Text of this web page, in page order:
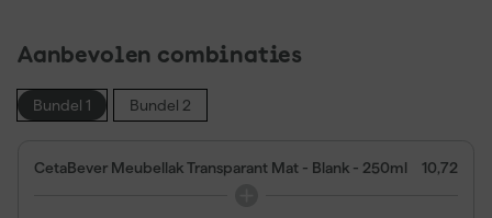
Aanbevolen combinaties
Bundel 1 Bundel 2
CetaBever Meubellak Transparant Mat - Blank - 250ml 10,72